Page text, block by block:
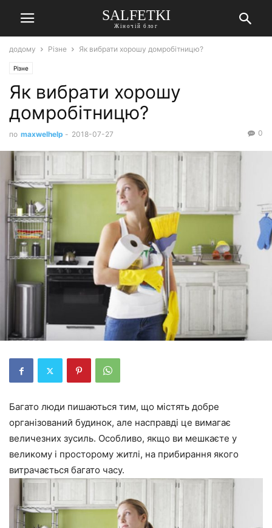
SALFETKI
Жіночій блог
додому Різне Як вибрати хорошу домробітницю?
Різне
Як вибрати хорошу
домробітницю?
по maxwelhelp - 2018-07-27 0
Багато люди пишаються тим, що містять добре
організований будинок, але насправді це вимагає
величезних зусиль. Особливо, якщо ви мешкаєте у
великому і просторому житлі, на прибирання якого
витрачається багато часу.